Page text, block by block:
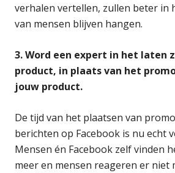
verhalen vertellen, zullen beter in
van mensen blijven hangen.
3. Word een expert in het laten
product, in plaats van het
jouw product.
De tijd van het plaatsen van
berichten op Facebook is nu echt
Mensen én Facebook zelf vinden
meer en mensen reageren er niet